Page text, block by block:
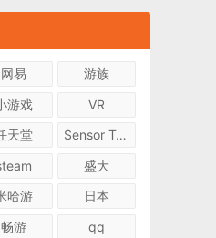
网易
游族
游戏
VR
天堂
Sensor Tower
盛大
哈游
日本
畅游
qq